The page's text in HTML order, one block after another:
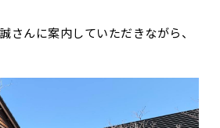
さんに案内していただきながら、